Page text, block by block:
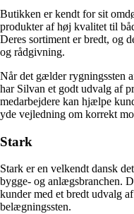
Butikken er kendt for sit
produkter af høj kvalitet til
Deres sortiment er bredt, og
og rådgivning.
Når det gælder rygningssten
har Silvan et godt udvalg af
medarbejdere kan hjælpe
yde vejledning om korrekt
Stark
Stark er en velkendt dansk
bygge- og anlægsbranchen.
kunder med et bredt udvalg
belægningssten.